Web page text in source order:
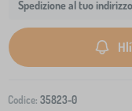
Spedizione al tuo
Codice: 35823-0